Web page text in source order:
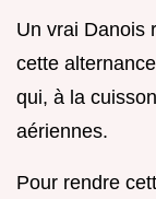
Un vrai Danois
cette
qui, à la
aériennes.
Pour rendre